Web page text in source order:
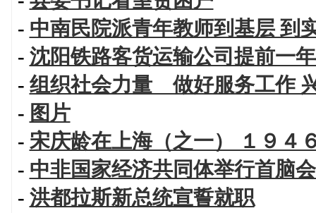
- 中南民院派青年教师到基层 到
- 沈阳铁路客货运输公司提前一
- 组织社会力量 做好服务工作
- 图片
- 宋庆龄在上海（之一） １９４
- 中非国家经济共同体举行首脑
- 洪都拉斯新总统宣誓就职